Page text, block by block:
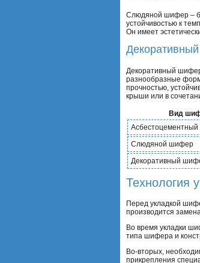
Слюдяной шифер –
устойчивостью к
Он имеет
Декоративный
разнообразные
прочностью,
крыши или в
Вид
Слюдяной шифер
Декоративный
Технология
Перед укладкой
производится
Во время укладки
типа шифера и
Во-вторых,
прикрепления